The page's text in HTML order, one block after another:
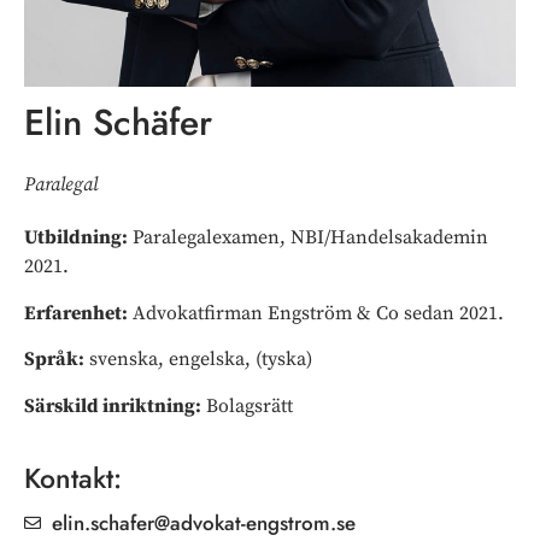
Elin Schäfer
Paralegal
Utbildning: Paralegalexamen, NBI/Handelsakademin
2021.
Erfarenhet: Advokatfirman Engström & Co sedan 2021.
Språk: svenska, engelska, (tyska)
Särskild inriktning: Bolagsrätt
Kontakt:
elin.schafer@advokat-engstrom.se